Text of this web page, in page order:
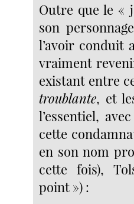
Outre que le «
son
l’avoir conduit
vraiment
existant entre
troublante, et
l’essentiel,
cette
en son nom
cette fois),
point ») :